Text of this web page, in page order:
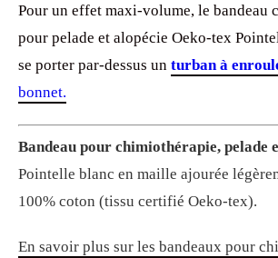
Pour un effet maxi-volume, le bandeau
pour pelade et alopécie Oeko-tex
se porter par-dessus un turban à
bonnet.
Bandeau pour chimiothérapie, pelade
Pointelle blanc en maille ajourée
100% coton (tissu certifié Oeko-tex).
En savoir plus sur les bandeaux pour